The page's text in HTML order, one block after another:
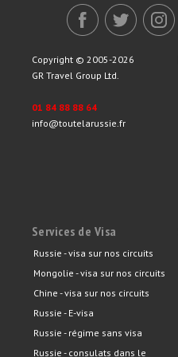
Copyright © 2005-2026
GR Travel Group Ltd.
01 84 88 88 64
info@toutelarussie.fr
Services de Visa
Russie - visa sur nos circuits
Mongolie - visa sur nos circuits
Chine - visa sur nos circuits
Russie - E-visa
Russie - régime sans visa
Russie - consulats dans le